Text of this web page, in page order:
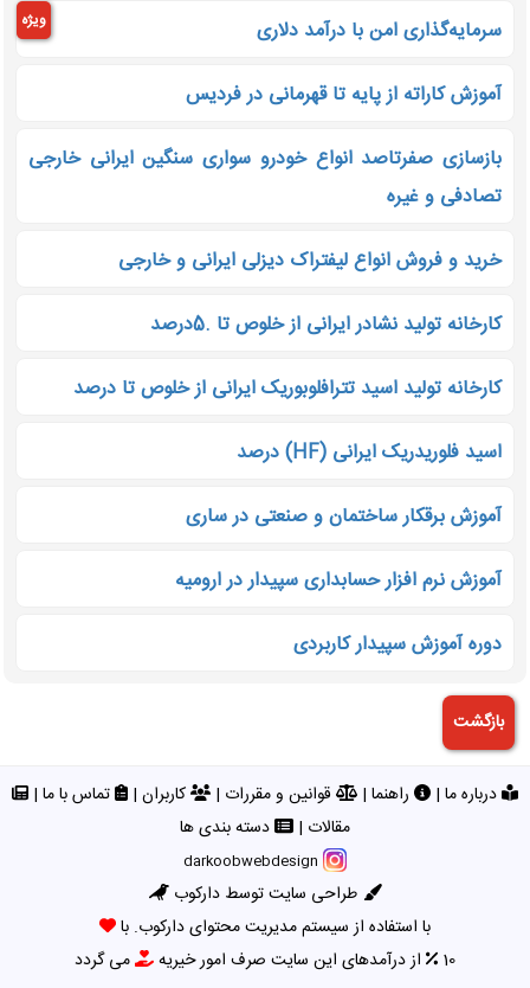
سرمایه‌گذاری امن با درآمد دلاری ویژه
آموزش کاراته از پایه تا قهرمانی در فردیس
بازسازی صفرتاصد انواع خودرو سواری سنگین ایرانی خارجی
تصادفی و غیره
خرید و فروش انواع لیفتراک دیزلی ایرانی و خارجی
کارخانه تولید نشادر ایرانی از خلوص تا .5درصد
کارخانه تولید اسید تترافلوبوریک ایرانی از خلوص تا درصد
اسید فلوریدریک ایرانی (HF) درصد
آموزش برقکار ساختمان و صنعتی در ساری
آموزش نرم افزار حسابداری سپیدار در ارومیه
دوره آموزش سپیدار کاربردی
درباره ما | راهنما | قوانین و مقررات | کاربران | تماس با ما|
مقالات | دسته بندی ها
darkoobwebdesign
طراحی سایت توسط دارکوب
با استفاده از سیستم مدیریت محتوای دارکوب. با
10
از درآمدهای این سایت صرف امور خیریه می گردد